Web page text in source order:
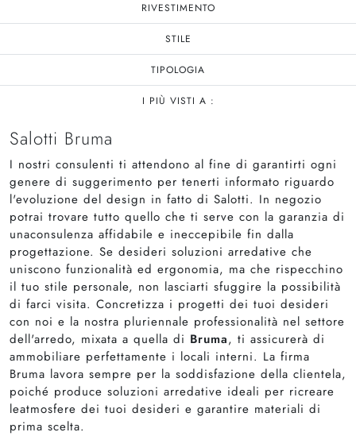
RIVESTIMENTO
STILE
TIPOLOGIA
I PIÙ VISTI A :
Salotti Bruma
I nostri consulenti ti attendono al fine di garantirti ogni
genere di suggerimento per tenerti informato riguardo
l'evoluzione del design in fatto di Salotti. In negozio
potrai trovare tutto quello che ti serve con la garanzia di
unaconsulenza affidabile e ineccepibile fin dalla
progettazione. Se desideri soluzioni arredative che
uniscono funzionalità ed ergonomia, ma che rispecchino
il tuo stile personale, non lasciarti sfuggire la possibilità
di farci visita. Concretizza i progetti dei tuoi desideri
con noi e la nostra pluriennale professionalità nel settore
dell'arredo, mixata a quella di Bruma, ti assicurerà di
ammobiliare perfettamente i locali interni. La firma
Bruma lavora sempre per la soddisfazione della clientela,
poiché produce soluzioni arredative ideali per ricreare
leatmosfere dei tuoi desideri e garantire materiali di
prima scelta.